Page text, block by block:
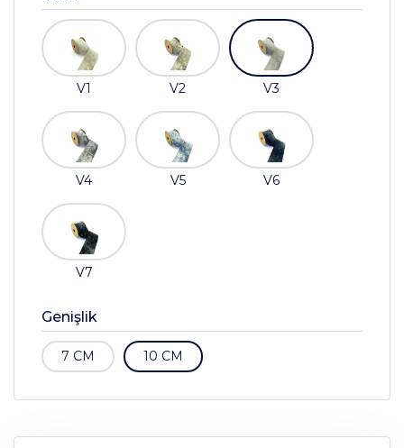
V1 V2 V3
V4 V5 V6
V7
Genişlik
7 CM 10 CM